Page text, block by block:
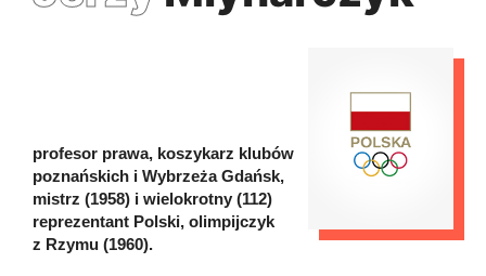
profesor prawa, koszykarz klubów
poznańskich i Wybrzeża Gdańsk,
mistrz (1958) i wielokrotny (112)
reprezentant Polski, olimpijczyk
z Rzymu (1960).